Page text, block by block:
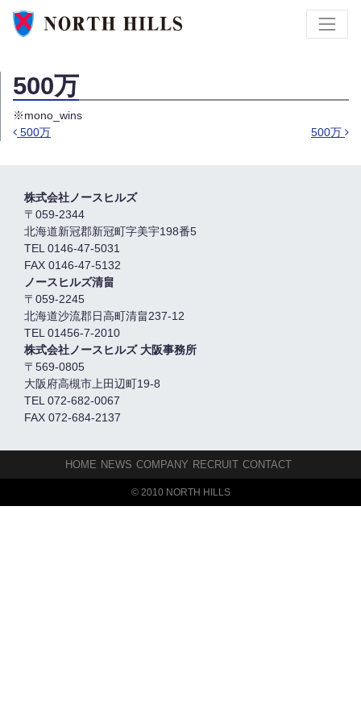
500万
※mono_wins
500万 500万
株式会社ノースヒルズ
〒059-2344
北海道新冠郡新冠町字美宇198番5
TEL 0146-47-5031
FAX 0146-47-5132
ノースヒルズ清畠
〒059-2245
北海道沙流郡日高町清畠237-12
TEL 01456-7-2010
株式会社ノースヒルズ 大阪事務所
〒569-0805
大阪府高槻市上田辺町19-8
TEL 072-682-0067
FAX 072-684-2137
HOME NEWS COMPANY RECRUIT CONTACT
© 2010 NORTH HILLS